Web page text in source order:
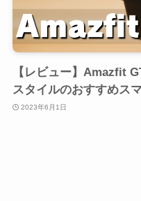
【レビュー】Amazfit
スタイルのおすすめス
2023年6月1日